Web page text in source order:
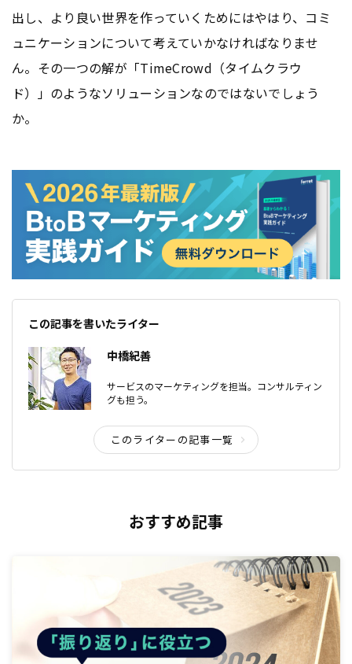
出し、より良い世界を作っていくためにはやはり、コミ
ュニケーションについて考えていかなければなりませ
ん。その一つの解が「TimeCrowd（タイムクラウ
ド）」のようなソリューションなのではないでしょう
か。
この記事を書いたライター
中橋紀善
サービスのマーケティングを担当。コンサルティン
グも担う。
このライターの記事一覧
おすすめ記事